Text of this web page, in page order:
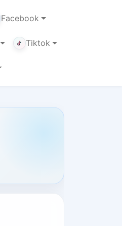
Facebook
Tiktok